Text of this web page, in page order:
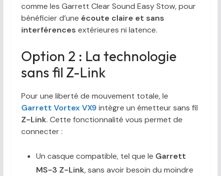
comme les Garrett Clear Sound Easy Stow, pour
bénéficier d’une écoute claire et sans
interférences extérieures ni latence.
Option 2 : La technologie
sans fil Z-Link
Pour une liberté de mouvement totale, le
Garrett Vortex VX9 intègre un émetteur sans fil
Z-Link. Cette fonctionnalité vous permet de
connecter :
Un casque compatible, tel que le Garrett
MS-3 Z-Link, sans avoir besoin du moindre